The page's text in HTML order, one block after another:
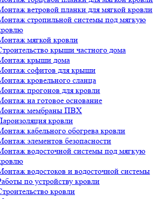
ветровой планки для мягкой кровли
стропильной системы под мягкую
мягкой кровли
крыши частного дома
крыши дома
софитов для крыши
кровельного сланца
прогонов для кровли
на готовое основание
мембраны ПВХ
кровли
кабельного обогрева кровли
элементов безопасности
водосточной системы под мягкую
водостоков и водосточной системы
по устройству кровли
кровли